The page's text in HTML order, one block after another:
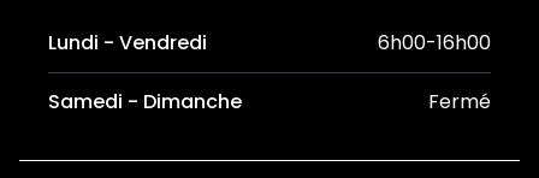
Lundi - Vendredi 6h00-16h00
Samedi - Dimanche Fermé